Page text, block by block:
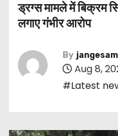
ड्रग्स मामले में बिक्रम
लगाए गंभीर आरोप
By
Aug 8,
#Latest